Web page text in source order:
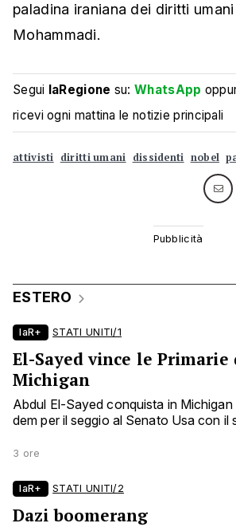
paladina iraniana dei diritti
Mohammadi.
Segui laRegione su:WhatsApp
ricevi ogni mattina le notizie principali
attivisti diritti umani dissidenti nobel
ESTERO
laR+ STATI UNITI/1
El-Sayed vince le Primarie
Michigan
Abdul El-Sayed conquista in
dem per il seggio al Senato Usa con il
3 ore
laR+ STATI UNITI/2
Dazi boomerang